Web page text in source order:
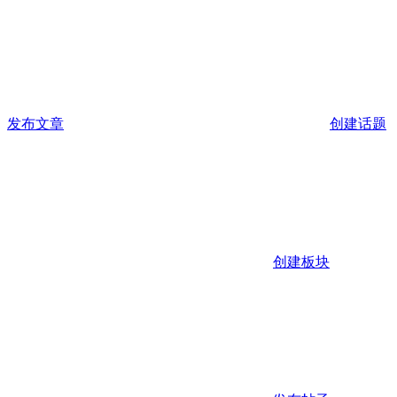
发布文章 创建话题
创建板块